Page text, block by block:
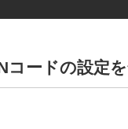
コードの設定